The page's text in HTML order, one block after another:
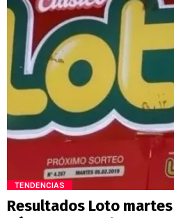
TENDENCIAS
Resultados Loto